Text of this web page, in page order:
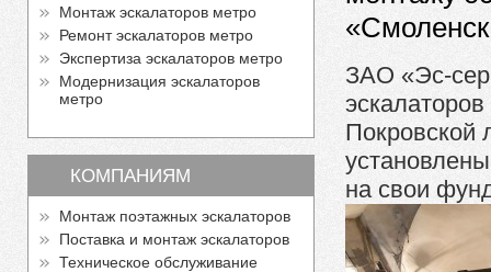
Монтаж эскалаторов метро
Ремонт эскалаторов метро
Экспертиза эскалаторов метро
Модернизация эскалаторов
метро
КОМПАНИЯМ
Монтаж поэтажных эскалаторов
Поставка и монтаж эскалаторов
Техническое обслуживание
ЗАО «Эс-
Покровской
на свои